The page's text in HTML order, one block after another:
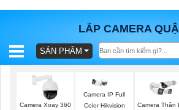
LẮP CAMERA
BÁO
TRỌN
GÓI
SẢN PHẨM
Camera Xoay 360
Camera IP Full
Color Hikvision
Camera Thân